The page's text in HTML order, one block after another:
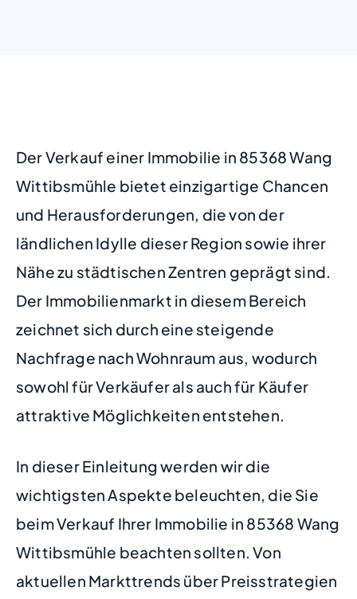
Der Verkauf einer Immobilie in 85368 Wang
Wittibsmühle bietet einzigartige Chancen
und Herausforderungen, die von der
ländlichen Idylle dieser Region sowie ihrer
Nähe zu städtischen Zentren geprägt sind.
Der Immobilienmarkt in diesem Bereich
zeichnet sich durch eine steigende
Nachfrage nach Wohnraum aus, wodurch
sowohl für Verkäufer als auch für Käufer
attraktive Möglichkeiten entstehen.
In dieser Einleitung werden wir die
wichtigsten Aspekte beleuchten, die Sie
beim Verkauf Ihrer Immobilie in 85368 Wang
Wittibsmühle beachten sollten. Von
aktuellen Markttrends über Preisstrategien